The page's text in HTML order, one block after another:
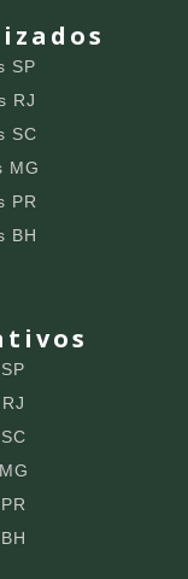
SP
RJ
SC
MG
PR
BH